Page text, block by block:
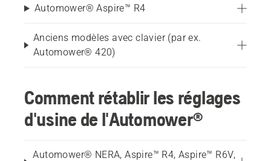
Automower® Aspire™ R4
Anciens modèles avec clavier (par ex.
Automower® 420)
Comment rétablir les réglages
d'usine de l'Automower®
Automower® NERA, Aspire™ R4, Aspire™ R6V,